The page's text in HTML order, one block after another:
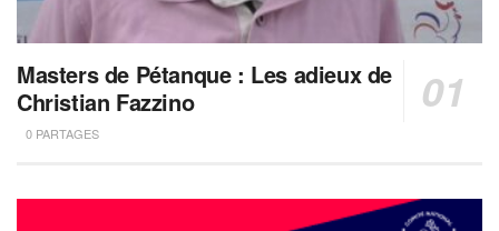
Masters de Pétanque : Les adieux de
Christian Fazzino
0 PARTAGES